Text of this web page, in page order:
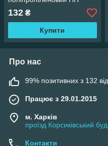
132 ₴
Купити
Про нас
99% позитивних з 132
Працює з 29.01.2015
м. Харків
проїзд Корсиківський
Контакти